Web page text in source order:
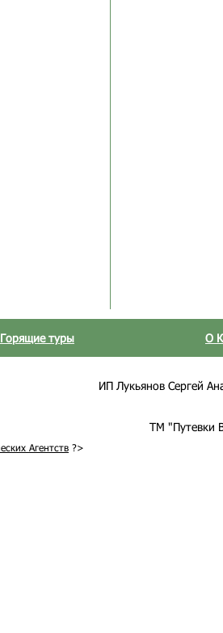
Горящие туры О
ИП Лукьянов Сергей
ТМ "Путевки
?>